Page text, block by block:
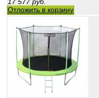
Отложить в корзину